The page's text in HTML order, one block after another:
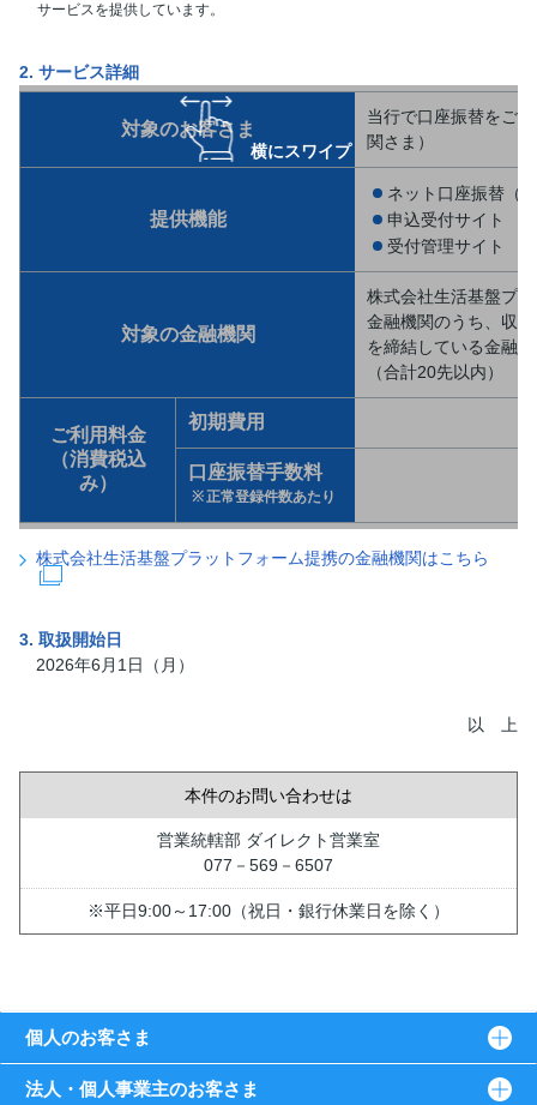
サービスを提供しています。
2. サービス詳細
対象のお客さま
当行で口座振替をご
関さま）
提供機能
ネット口座振替（
申込受付サイト
受付管理サイト
対象の金融機関
株式会社生活基盤プ
金融機関のうち、収
を締結している金融
（合計20先以内）
ご利用料金
（消費税込
み）
初期費用
口座振替手数料
正常登録件数あたり
横にスワイプ
株式会社生活基盤プラットフォーム提携の金融機関はこちら
3. 取扱開始日
2026年6月1日（月）
以 上
本件のお問い合わせは
営業統轄部 ダイレクト営業室
077－569－6507
※平日9:00～17:00（祝日・銀行休業日を除く）
個人のお客さま
法人・個人事業主のお客さま